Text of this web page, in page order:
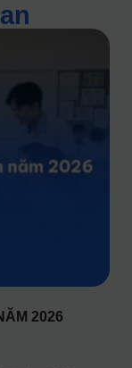
2026